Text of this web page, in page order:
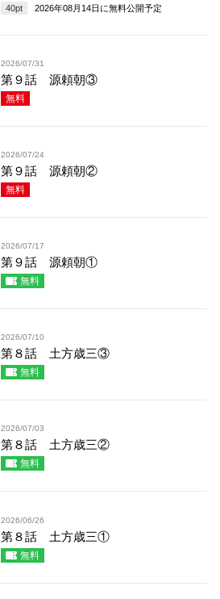
40pt 2026年08月14日 に無料公開予定
2026/07/31
第９話 源頼朝③
無料
2026/07/24
第９話 源頼朝②
無料
2026/07/17
第９話 源頼朝①
無料
2026/07/10
第８話 土方歳三③
無料
2026/07/03
第８話 土方歳三②
無料
2026/06/26
第８話 土方歳三①
無料